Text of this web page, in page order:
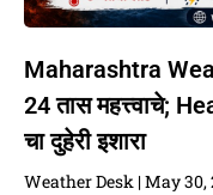
Maharashtra
24 तास महत्त्वाचे;
चा दुहेरी इशारा
Weather Desk May 30,